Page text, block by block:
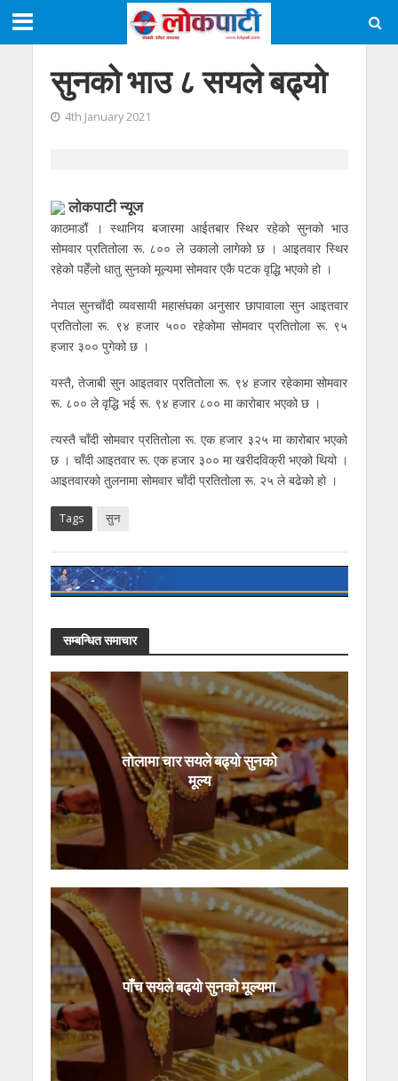
सुनको भाउ ८ सयले बढ्याे
4th January 2021
लोकपाटी न्यूज
काठमाडौं । स्थानिय बजारमा आईतबार स्थिर रहेको सुनको भाउ
सोमवार प्रतितोला रू. ८०० ले उकालो लागेको छ । आइतवार स्थिर
रहेको पहेँलो धातु सुनको मूल्यमा सोमवार एकै पटक वृद्धि भएको हो ।
नेपाल सुनचाँदी व्यवसायी महासंघका अनुसार छापावाला सुन आइतवार
प्रतितोला रू. ९४ हजार ५०० रहेकोमा सोमवार प्रतितोला रू. ९५
हजार ३०० पुगेको छ ।
यस्तै, तेजाबी सुन आइतवार प्रतितोला रू. ९४ हजार रहेकामा सोमवार
रू. ८०० ले वृद्धि भई रू. ९४ हजार ८०० मा कारोबार भएको छ ।
त्यस्तै चाँदी सोमवार प्रतितोला रू. एक हजार ३२५ मा कारोबार भएको
छ । चाँदी आइतवार रू. एक हजार ३०० मा खरीदविक्री भएको थियो ।
आइतवारको तुलनामा सोमवार चाँदी प्रतितोला रू. २५ ले बढेको हो ।
Tags सुन
सम्बन्धित समाचार
तोलामा चार सयले बढ्यो सुनको
मूल्य
पाँच सयले बढ्यो सुनको मूल्यमा